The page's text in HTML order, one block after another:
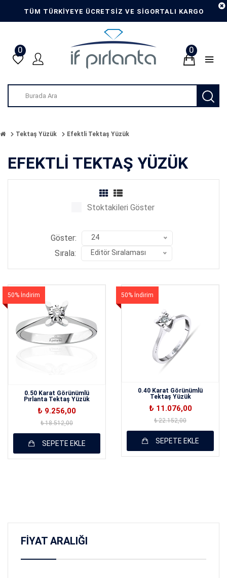
TÜM TÜRKİYEYE ÜCRETSİZ VE SİGORTALI KARGO
0 0
Tektaş Yüzük Efektli Tektaş Yüzük
EFEKTLI TEKTAŞ YÜZÜK
FİYAT ARALIĞI
Stoktakileri Göster
Göster: 24
Sırala: Editör Sıralaması
50% İndirim
0.50 Karat Görünümlü
Pırlanta Tektaş Yüzük
₺ 9.256,00
₺ 18.512,00
SEPETE EKLE
50% İndirim
0.40 Karat Görünümlü
Tektaş Yüzük
₺ 11.076,00
₺ 22.152,00
SEPETE EKLE